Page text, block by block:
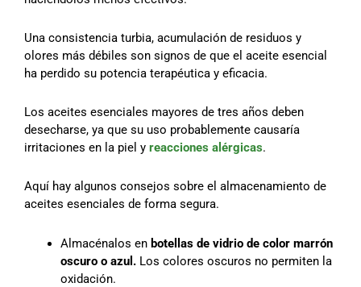
Una consistencia turbia, acumulación de residuos y
olores más débiles son signos de que el aceite esencial
ha perdido su potencia terapéutica y eficacia.
Los aceites esenciales mayores de tres años deben
desecharse, ya que su uso probablemente causaría
irritaciones en la piel y reacciones alérgicas.
Aquí hay algunos consejos sobre el almacenamiento de
aceites esenciales de forma segura.
Almacénalos en botellas de vidrio de color marrón
oscuro o azul. Los colores oscuros no permiten la
oxidación.